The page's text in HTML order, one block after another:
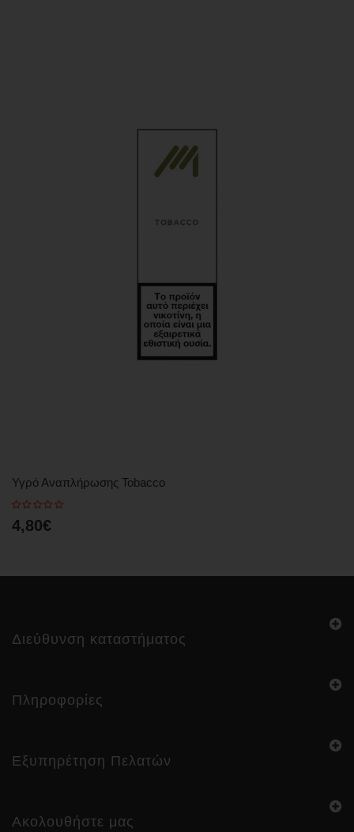
Υγρό Αναπλήρωσης Tobacco
4,80€
Διεύθυνση καταστήματος
Πληροφορίες
Εξυπηρέτηση Πελατών
Ακολουθήστε μας